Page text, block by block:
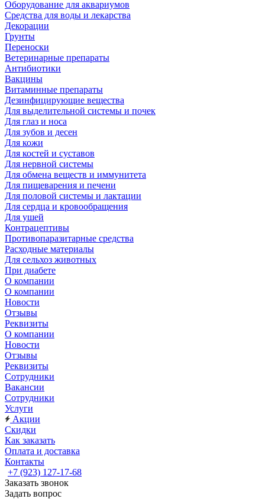
Оборудование для аквариумов
Средства для воды и лекарства
Декорации
Грунты
Переноски
Ветеринарные препараты
Антибиотики
Вакцины
Витаминные препараты
Дезинфицирующие вещества
Для выделительной системы и почек
Для глаз и носа
Для зубов и десен
Для кожи
Для костей и суставов
Для нервной системы
Для обмена веществ и иммунитета
Для пищеварения и печени
Для половой системы и лактации
Для сердца и кровообращения
Для ушей
Контрацептивы
Противопаразитарные средства
Расходные материалы
Для сельхоз животных
При диабете
О компании
О компании
Новости
Отзывы
Реквизиты
О компании
Новости
Отзывы
Реквизиты
Сотрудники
Вакансии
Сотрудники
Услуги
Акции
Скидки
Как заказать
Оплата и доставка
Контакты
+7 (923) 127-17-68
Заказать звонок
Задать вопрос